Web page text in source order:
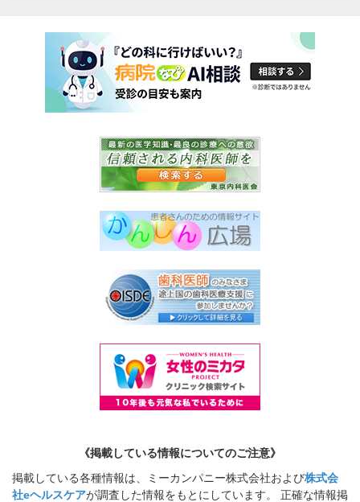
《掲載している情報についてのご注意》
掲載している各種情報は、ミーカンパニー株式会社および株式会
社eヘルスケアが調査した情報をもとにしています。 正確な情報掲